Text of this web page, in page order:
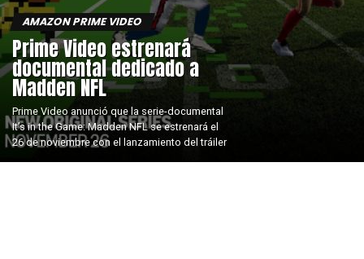
AMAZON PRIME VIDEO
Prime Video estrenará
documental dedicado a
Madden NFL
Prime Video anunció que la serie-documental
It’s in the Game: Madden NFL se estrenará el
26 de noviembre con el lanzamiento del tráiler